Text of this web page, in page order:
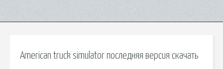
American truck simulator последняя версия скачать